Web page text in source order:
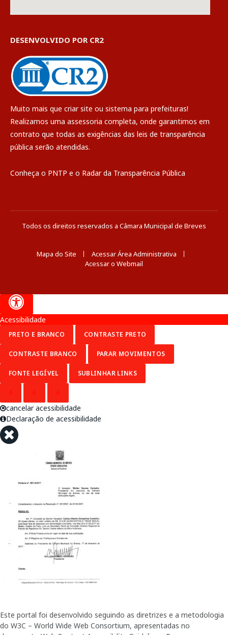
DESENVOLVIDO POR CR2
Muito mais que criar site ou sistema para prefeituras!
Realizamos uma assessoria completa, onde garantimos em
contrato que todas as exigências das leis de transparência
pública serão atendidas.
Conheça o PNTP e o Radar da Transparência Pública
Todos os direitos reservados a Câmara Municipal de Breves
Mapa do Site
Acessar Área Administrativa
Acessar o Webmail
Acessibilidade
PRETO E BRANCO CONTRASTE PRETO
CONTRASTE BRANCO PARAR MOVIMENTOS
FONTE LEGÍVEL SUBLINHAR LINKS
cancelar acessibilidade
Declaração de acessibilidade
Este portal foi desenvolvido seguindo as diretrizes e a metodologia
do W3C – World Wide Web Consortium, apresentadas no